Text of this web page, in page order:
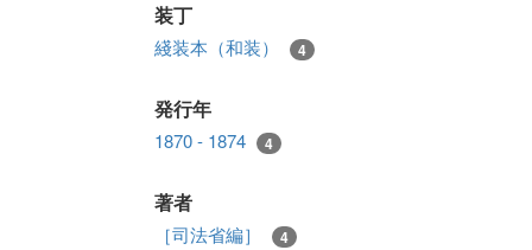
装丁
綫装本（和装） 4
発行年
1870 - 1874 4
著者
［司法省編］ 4